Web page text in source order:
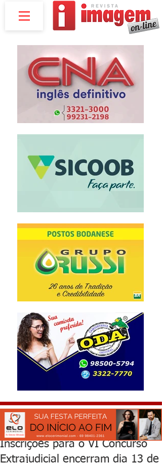
Inscrições para o VI Concurso
Extrajudicial encerram dia 13 de